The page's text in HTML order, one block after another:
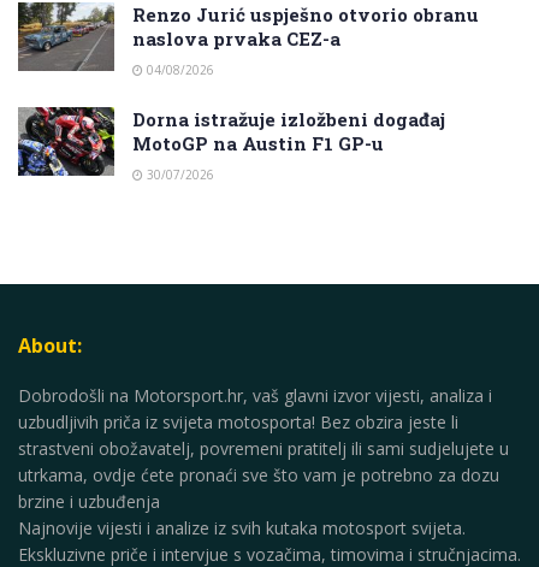
Renzo Jurić uspješno otvorio obranu
naslova prvaka CEZ-a
04/08/2026
Dorna istražuje izložbeni događaj
MotoGP na Austin F1 GP-u
30/07/2026
About:
Dobrodošli na Motorsport.hr, vaš glavni izvor vijesti, analiza i
uzbudljivih priča iz svijeta motosporta! Bez obzira jeste li
strastveni obožavatelj, povremeni pratitelj ili sami sudjelujete u
utrkama, ovdje ćete pronaći sve što vam je potrebno za dozu
brzine i uzbuđenja
Najnovije vijesti i analize iz svih kutaka motosport svijeta.
Ekskluzivne priče i intervjue s vozačima, timovima i stručnjacima.